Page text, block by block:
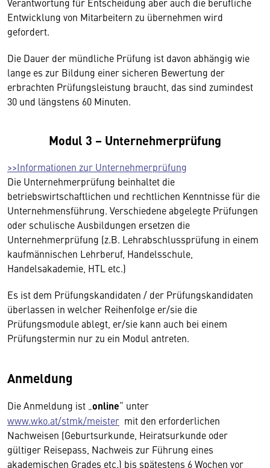
Entwicklung von Mitarbeitern zu übernehmen wird
gefordert.
Die Dauer der mündliche Prüfung ist davon abhängig wie
lange es zur Bildung einer sicheren Bewertung der
erbrachten Prüfungsleistung braucht, das sind zumindest
30 und längstens 60 Minuten.
Modul 3 – Unternehmerprüfung
>>Informationen zur Unternehmerprüfung
Die Unternehmerprüfung beinhaltet die
betriebswirtschaftlichen und rechtlichen Kenntnisse für die
Unternehmens­führung. Verschiedene abgelegte Prüfungen
oder schulische Ausbildungen ersetzen die
Unternehmerprüfung (z.B. Lehrabschlussprüfung in einem
kaufmännischen Lehrberuf, Handelsschule,
Handelsakademie, HTL etc.)
Es ist dem Prüfungskandidaten / der Prüfungskandidaten
überlassen in welcher Reihenfolge er/sie die
Prüfungsmodule ablegt, er/sie kann auch bei einem
Prüfungstermin nur zu ein Modul antreten.
Anmeldung
Die Anmeldung ist „ online“ unter
www.wko.at/stmk/meister mit den erforderlichen
Nachweisen (Geburtsurkunde, Heirats­urkunde oder
gültiger Reisepass, Nachweis zur Führung eines
akademischen Grades etc.) bis spätestens 6 Wochen vor